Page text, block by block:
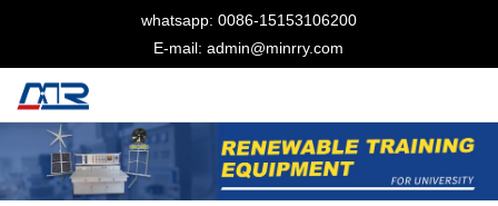
whatsapp: 0086-15153106200
E-mail: admin@minrry.com